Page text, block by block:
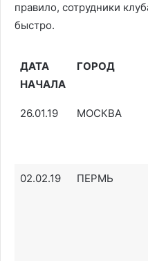
правило, сотрудники
быстро.
ДАТА
НАЧАЛА
ГОРОД
26.01.19 МОСКВА
02.02.19 ПЕРМЬ